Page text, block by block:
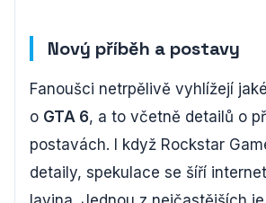
Nový příběh a postavy
Fanoušci netrpělivě vyhlížejí
o GTA 6, a to včetně detailů o
postavách. I když Rockstar
detaily, spekulace se šíří